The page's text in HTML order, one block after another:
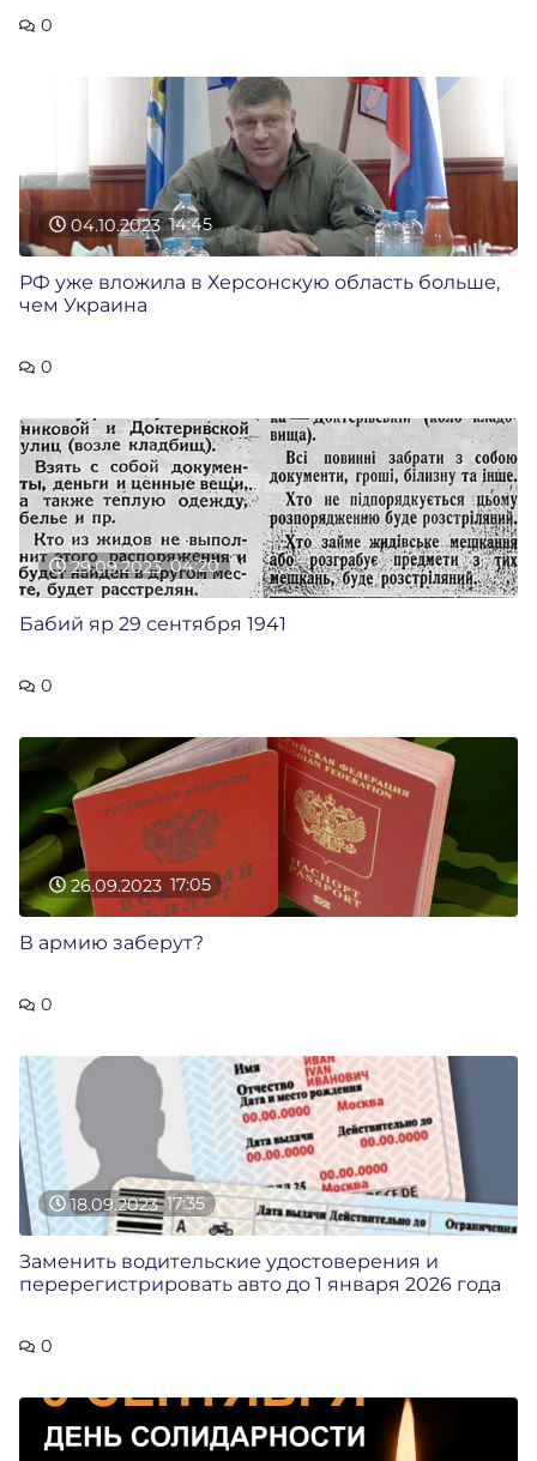
0
04.10.2023 14:45
РФ уже вложила в Херсонскую область больше,
чем Украина
0
29.09.2023 04:20
Бабий яр 29 сентября 1941
0
26.09.2023 17:05
В армию заберут?
0
18.09.2023 17:35
Заменить водительские удостоверения и
перерегистрировать авто до 1 января 2026 года
0